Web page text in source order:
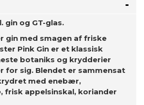
gin og GT-glas.
gin med smagen af friske
Pink Gin er et klassisk
botaniks og krydderier
for sig. Blendet er sammensat
med enebær,
frisk appelsinskal, koriander